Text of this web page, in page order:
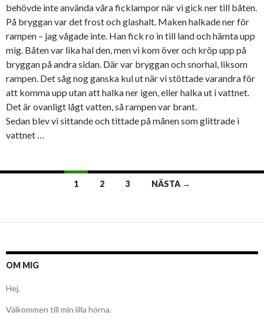
behövde inte använda våra ficklampor när vi gick ner till båten.
På bryggan var det frost och glashalt. Maken halkade ner för
rampen – jag vågade inte. Han fick ro in till land och hämta upp
mig. Båten var lika hal den, men vi kom över och kröp upp på
bryggan på andra sidan. Där var bryggan och snorhal, liksom
rampen. Det såg nog ganska kul ut när vi stöttade varandra för
att komma upp utan att halka ner igen, eller halka ut i vattnet.
Det är ovanligt lågt vatten, så rampen var brant.
Sedan blev vi sittande och tittade på månen som glittrade i
vattnet …
Inläggsnavigering
1 2 3 NÄSTA →
OM MIG
Hej,
Välkommen till min lilla hörna.